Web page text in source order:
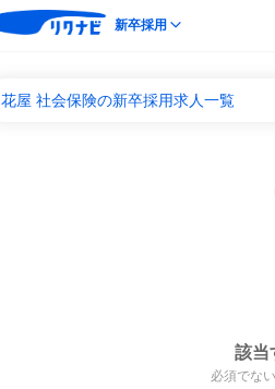
新卒採用
花屋 社会保険の新卒採用求人一覧
該当
必須でな